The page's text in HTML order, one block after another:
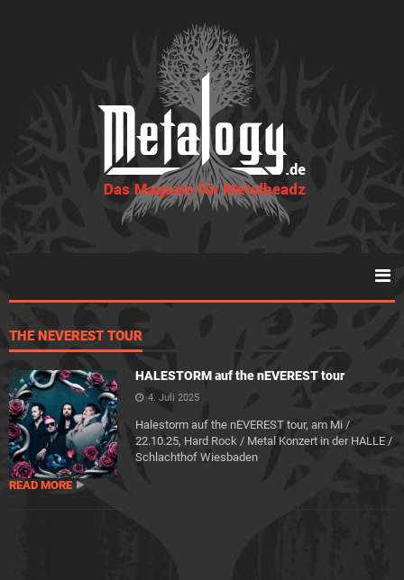
THE NEVEREST TOUR
HALESTORM auf the nEVEREST tour
4. Juli 2025
Halestorm auf the nEVEREST tour, am Mi /
22.10.25, Hard Rock / Metal Konzert in der HALLE /
Schlachthof Wiesbaden
READ MORE